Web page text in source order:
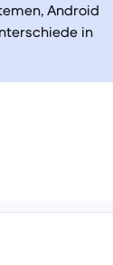
Android
in